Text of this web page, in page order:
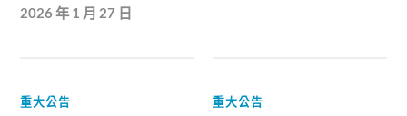
2026 年 1 月 27 日
重大公告 重大公告